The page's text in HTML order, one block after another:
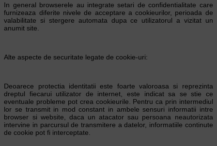
In general browserele au integrate setari de confidentialitate care
furnizeaza diferite nivele de acceptare a cookieurilor, perioada de
valabilitate si stergere automata dupa ce utilizatorul a vizitat un
anumit site.
Alte aspecte de securitate legate de cookie-uri:
Deoarece protectia identitatii este foarte valoroasa si reprezinta
dreptul fiecarui utilizator de internet, este indicat sa se stie ce
eventuale probleme pot crea cookieurile. Pentru ca prin intermediul
lor se transmit in mod constant in ambele sensuri informatii intre
browser si website, daca un atacator sau persoana neautorizata
intervine in parcursul de transmitere a datelor, informatiile continute
de cookie pot fi interceptate.